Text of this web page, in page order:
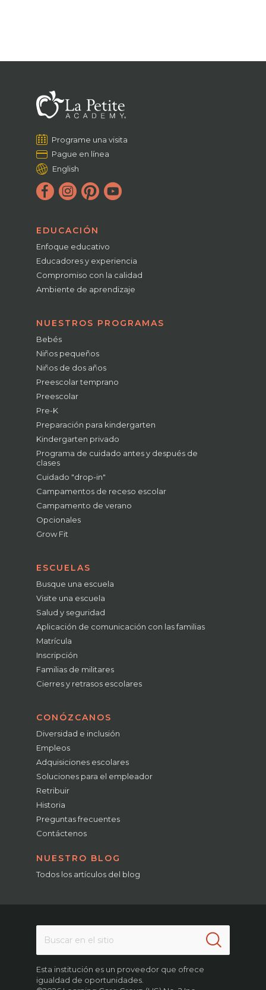
Programe una visita
Pague en línea
English
EDUCACIÓN
Enfoque educativo
Educadores y experiencia
Compromiso con la calidad
Ambiente de aprendizaje
NUESTROS PROGRAMAS
Bebés
Niños pequeños
Niños de dos años
Preescolar temprano
Preescolar
Pre-K
Preparación para kindergarten
Kindergarten privado
Programa de cuidado antes y después de
clases
Cuidado "drop-in"
Campamentos de receso escolar
Campamento de verano
Opcionales
Grow Fit
ESCUELAS
Busque una escuela
Visite una escuela
Salud y seguridad
Aplicación de comunicación con las familias
Matrícula
Inscripción
Familias de militares
Cierres y retrasos escolares
CONÓZCANOS
Diversidad e inclusión
Empleos
Adquisiciones escolares
Soluciones para el empleador
Retribuir
Historia
Preguntas frecuentes
Contáctenos
NUESTRO BLOG
Todos los artículos del blog
Esta institución es un proveedor que ofrece
igualdad de oportunidades.